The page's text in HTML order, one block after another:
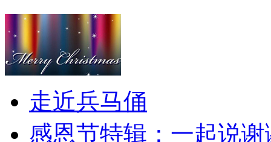
走近兵马俑
感恩节特辑：一起说谢